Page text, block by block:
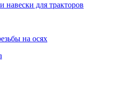
для тракторов
на осях